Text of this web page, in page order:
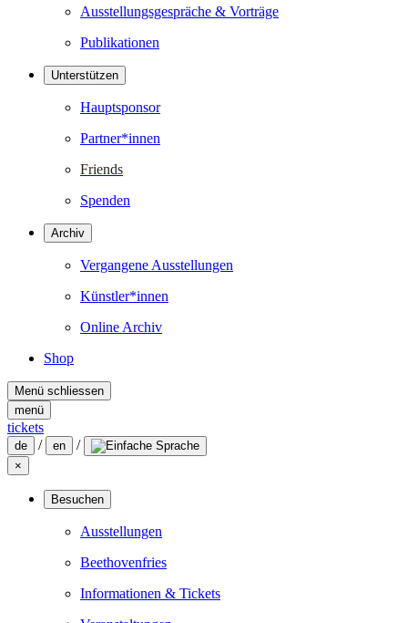
Ausstellungsgespräche & Vorträge
Publikationen
Unterstützen
Hauptsponsor
Partner*innen
Friends
Spenden
Archiv
Vergangene Ausstellungen
Künstler*innen
Online Archiv
Shop
Menü schliessen
menü
tickets
de / en /
×
Besuchen
Ausstellungen
Beethovenfries
Informationen & Tickets